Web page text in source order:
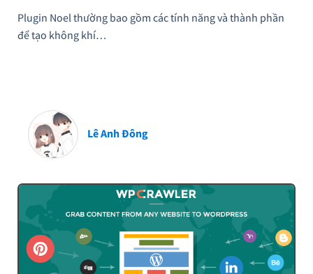
Plugin Noel thường bao gồm các tính năng và thành phần
để tạo không khí…
Lê Anh Đông